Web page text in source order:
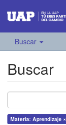
Buscar
Buscar
Materia: Aprendizaje ×